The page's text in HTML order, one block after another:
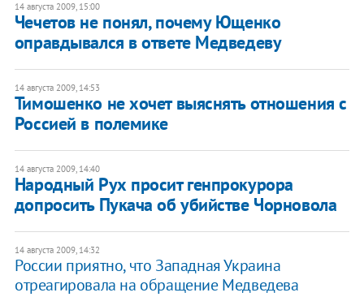
14 августа 2009, 15:00
Чечетов не понял, почему Ющенко
оправдывался в ответе Медведеву
14 августа 2009, 14:53
Тимошенко не хочет выяснять отношения с
Россией в полемике
14 августа 2009, 14:40
Народный Рух просит генпрокурора
допросить Пукача об убийстве Чорновола
14 августа 2009, 14:32
России приятно, что Западная Украина
отреагировала на обращение Медведева